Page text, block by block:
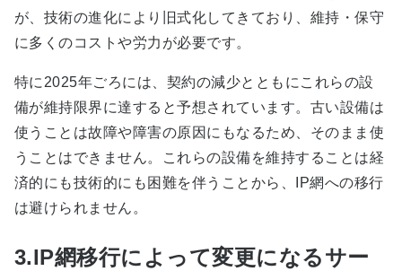
が、技術の進化により旧式化してきており、維持・保守
に多くのコストや労力が必要です。
特に2025年ごろには、契約の減少とともにこれらの設
備が維持限界に達すると予想されています。古い設備は
使うことは故障や障害の原因にもなるため、そのまま使
うことはできません。これらの設備を維持することは経
済的にも技術的にも困難を伴うことから、IP網への移行
は避けられません。
3.IP網移行によって変更になるサー